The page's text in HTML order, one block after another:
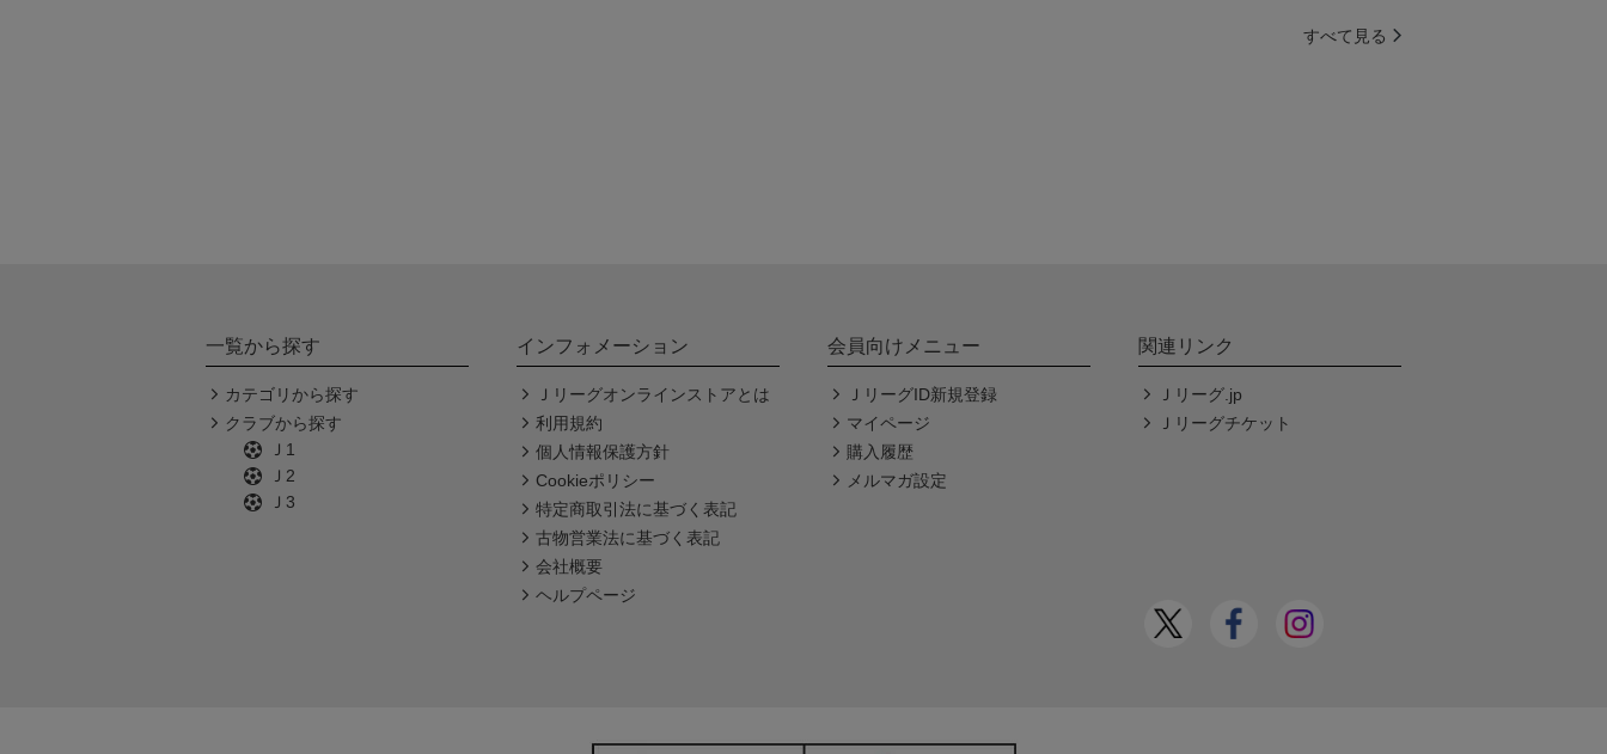
すべて見る
一覧から探す
カテゴリから探す
クラブから探す
Ｊ1
Ｊ2
Ｊ3
インフォメーション
Ｊリーグオンラインストアとは
利用規約
個人情報保護方針
Cookieポリシー
特定商取引法に基づく表記
古物営業法に基づく表記
会社概要
ヘルプページ
会員向けメニュー
ＪリーグID新規登録
マイページ
購入履歴
メルマガ設定
関連リンク
Ｊリーグ.jp
Ｊリーグチケット